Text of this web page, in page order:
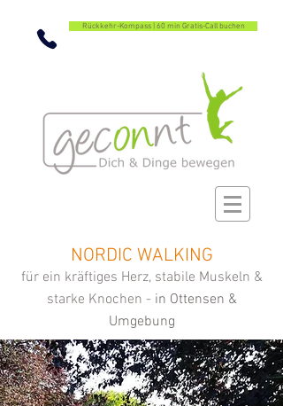
Rückkehr-Kompass | 60 min Gratis-Call buchen
NORDIC WALKING
für ein kräftiges Herz, stabile Muskeln &
starke Knochen - in Ottensen &
Umgebung